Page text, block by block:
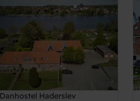
Danhostel Haderslev